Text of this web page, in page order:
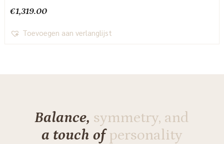
€1,319.00
Toevoegen aan verlanglijst
Balance, symmetry, and
a touch ofpersonality